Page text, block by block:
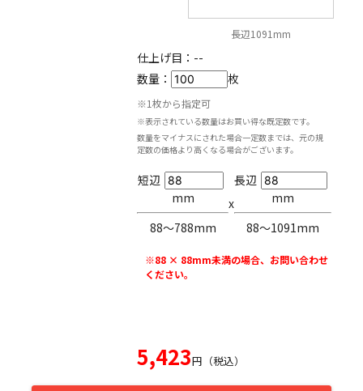
長辺1091mm
仕上げ目： --
数量：
枚
※1枚から指定可
※表示されている数量はお買い得な既定数です。
数量をマイナスにされた場合一定数までは、元の規
定数の価格より高くなる場合がございます。
短辺
mm
88〜788mm
x
長辺
mm
88〜1091mm
※88 × 88mm未満の場合、お問い合わせ
ください。
5,423円（税込）